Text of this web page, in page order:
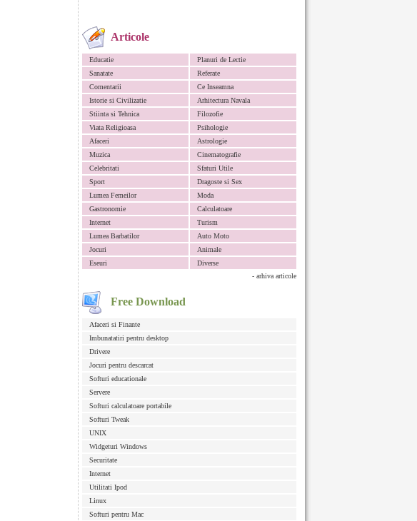
Articole
Educatie
Planuri de Lectie
Sanatate
Referate
Comentarii
Ce Inseamna
Istorie si Civilizatie
Arhitectura Navala
Stiinta si Tehnica
Filozofie
Viata Religioasa
Psihologie
Afaceri
Astrologie
Muzica
Cinematografie
Celebritati
Sfaturi Utile
Sport
Dragoste si Sex
Lumea Femeilor
Moda
Gastronomie
Calculatoare
Internet
Turism
Lumea Barbatilor
Auto Moto
Jocuri
Animale
Eseuri
Diverse
- arhiva articole
Free Download
Afaceri si Finante
Imbunatatiri pentru desktop
Drivere
Jocuri pentru descarcat
Softuri educationale
Servere
Softuri calculatoare portabile
Softuri Tweak
UNIX
Widgeturi Windows
Securitate
Internet
Utilitati Ipod
Linux
Softuri pentru Mac